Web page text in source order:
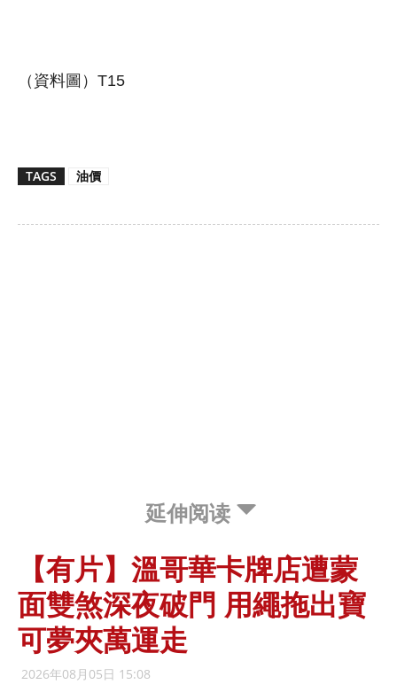
（資料圖）T15
TAGS 油價
延伸阅读
【有片】溫哥華卡牌店遭蒙
面雙煞深夜破門 用繩拖出寶
可夢夾萬運走
2026年08月05日 15:08